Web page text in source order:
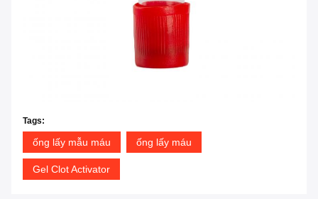
Tags:
ống lấy mẫu máu ống lấy máu
Gel Clot Activator